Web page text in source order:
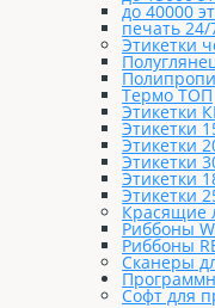
до 40000
печать 24/
Этикетки
Термо ТОП
Этикетки
Этикетки
Этикетки
Этикетки
Этикетки
Этикетки
Красящие
Риббоны
Риббоны
Сканеры
Софт для